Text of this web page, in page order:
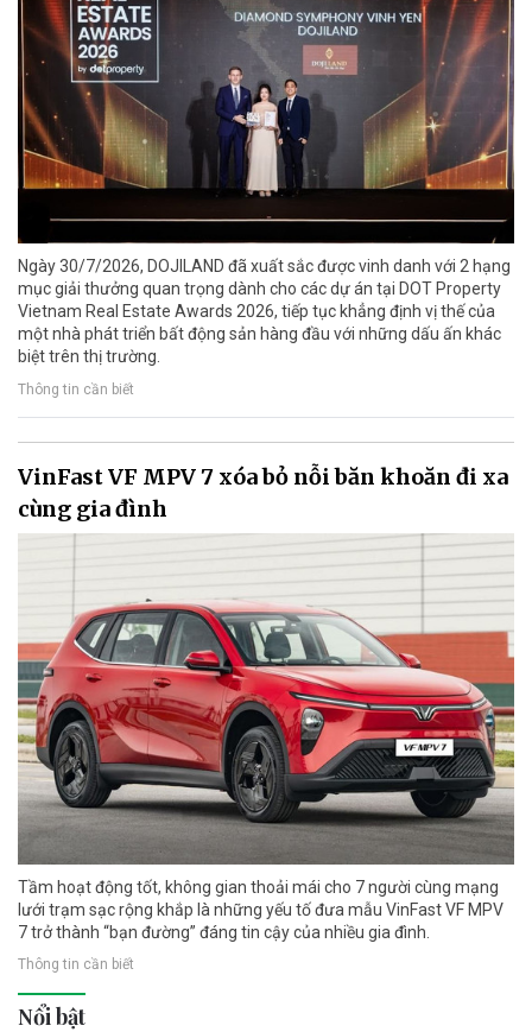
Ngày 30/7/2026, DOJILAND đã xuất sắc được vinh danh với 2 hạng
mục giải thưởng quan trọng dành cho các dự án tại DOT Property
Vietnam Real Estate Awards 2026, tiếp tục khẳng định vị thế của
một nhà phát triển bất động sản hàng đầu với những dấu ấn khác
biệt trên thị trường.
Thông tin cần biết
VinFast VF MPV 7 xóa bỏ nỗi băn khoăn đi xa
cùng gia đình
Tầm hoạt động tốt, không gian thoải mái cho 7 người cùng mạng
lưới trạm sạc rộng khắp là những yếu tố đưa mẫu VinFast VF MPV
7 trở thành “bạn đường” đáng tin cậy của nhiều gia đình.
Thông tin cần biết
Nổi bật